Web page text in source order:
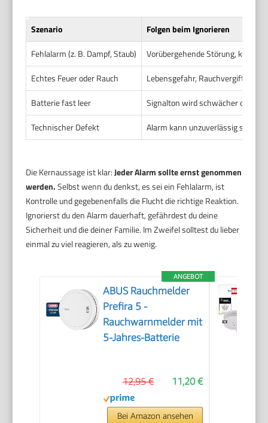
Szenario
Folgen beim Ignorieren
Fehlalarm (z. B. Dampf, Staub)
Vorübergehende Störung, keine
Echtes Feuer oder Rauch
Lebensgefahr, Rauchvergiftung,
Batterie fast leer
Signalton wird schwächer oder
Technischer Defekt
Alarm kann unzuverlässig sein,
Die Kernaussage ist klar:Jeder Alarm sollte ernst genommen
werden.Selbst wenn du denkst, es sei ein Fehlalarm, ist
Kontrolle und gegebenenfalls die Flucht die richtige Reaktion.
Ignorierst du den Alarm dauerhaft, gefährdest du deine
Sicherheit und die deiner Familie. Im Zweifel solltest du lieber
einmal zu viel reagieren, als zu wenig.
ANGEBOT
ABUS Rauchmelder
Prefira 5 -
Rauchwarnmelder mit
5-Jahres-Batterie
11,20 €
12,95 €
Bei Amazon ansehen